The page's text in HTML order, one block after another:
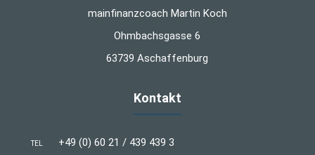
mainfinanzcoach Martin Koch
Ohmbachsgasse 6
63739 Aschaffenburg
Kontakt
TEL +49 (0) 60 21 / 439 439 3